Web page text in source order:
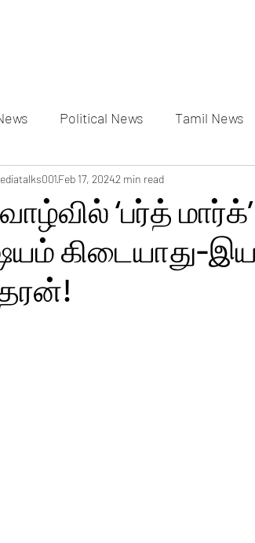
Political News Tamil News
Actress Gallery Events Gallery
‘பர்த்
கிடையாது-
Feb 17, 20242 min read